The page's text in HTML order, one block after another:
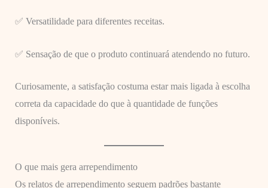
✅ Versatilidade para diferentes receitas.
✅ Sensação de que o produto continuará atendendo no futuro.
Curiosamente, a satisfação costuma estar mais ligada à escolha
correta da capacidade do que à quantidade de funções
disponíveis.
O que mais gera arrependimento
Os relatos de arrependimento seguem padrões bastante